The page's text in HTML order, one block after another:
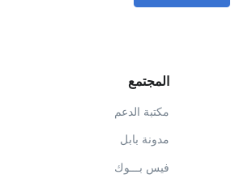
المجتمع
مكتبة الدعم
مدونة بابل
فيس بـــوك